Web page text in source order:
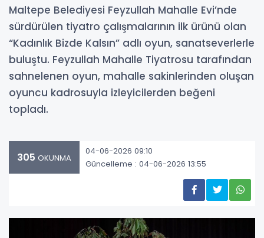
Maltepe Belediyesi Feyzullah Mahalle Evi’nde
sürdürülen tiyatro çalışmalarının ilk ürünü olan
“Kadınlık Bizde Kalsın” adlı oyun, sanatseverlerle
buluştu. Feyzullah Mahalle Tiyatrosu tarafından
sahnelenen oyun, mahalle sakinlerinden oluşan
oyuncu kadrosuyla izleyicilerden beğeni
topladı.
305 OKUNMA
04-06-2026 09:10
Güncelleme : 04-06-2026 13:55